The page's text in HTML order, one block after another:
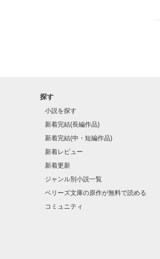
探す
小説を探す
新着完結(長編作品)
新着完結(中・短編作品)
新着レビュー
新着更新
ジャンル別小説一覧
ベリーズ文庫の原作が無料で読める
コミュニティ